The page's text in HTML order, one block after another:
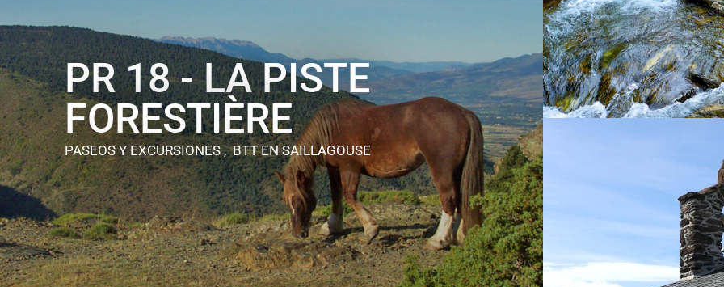
PR 18 - LA PISTE
FORESTIÈRE
PASEOS Y EXCURSIONES , BTTEN SAILLAGOUSE